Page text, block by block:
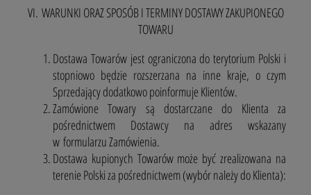
VI. WARUNKI ORAZ SPOSÓB I TERMINY DOSTAWY ZAKUPIONEGO
TOWARU
Dostawa Towarów jest ograniczona do terytorium Polski i
stopniowo będzie rozszerzana na inne kraje, o czym
Sprzedający dodatkowo poinformuje Klientów.
Zamówione Towary są dostarczane do Klienta za
pośrednictwem Dostawcy na adres wskazany
w formularzu Zamówienia.
Dostawa kupionych Towarów może być zrealizowana na
terenie Polski za pośrednictwem (wybór należy do Klienta):